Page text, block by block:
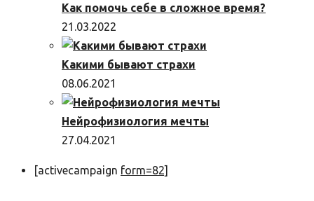
Как помочь себе в сложное время?
21.03.2022
Какими бывают страхи
08.06.2021
Нейрофизиология мечты
27.04.2021
[activecampaign form=82]